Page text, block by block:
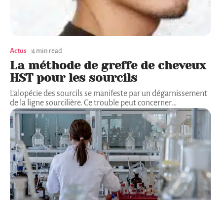
Actus 4 min read
La méthode de greffe de cheveux
HST pour les sourcils
L’alopécie des sourcils se manifeste par un dégarnissement
de la ligne sourcilière. Ce trouble peut concerner…